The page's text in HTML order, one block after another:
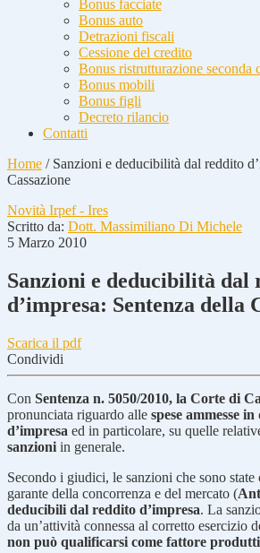
Bonus facciate
Bonus auto
Detrazioni fiscali
Cessione del credito
Bonus ristrutturazione seconda
Bonus mobili
Bonus figli
Decreto rilancio
Contatti
Home / Sanzioni e deducibilità dal reddito
Cassazione
Novità Irpef - Ires
Scritto da: Dott. Massimiliano Di Michele
5 Marzo 2010
Sanzioni e deducibilità dal
d’impresa: Sentenza della
Scarica il pdf
Condividi
Con Sentenza n. 5050/2010, la Corte di
pronunciata riguardo alle spese ammesse
d’impresa ed in particolare, su quelle
sanzioni in generale.
Secondo i giudici, le sanzioni che sono state
garante della concorrenza e del mercato (
deducibili dal reddito d’impresa. La
da un’attività connessa al corretto esercizio
non può qualificarsi come fattore